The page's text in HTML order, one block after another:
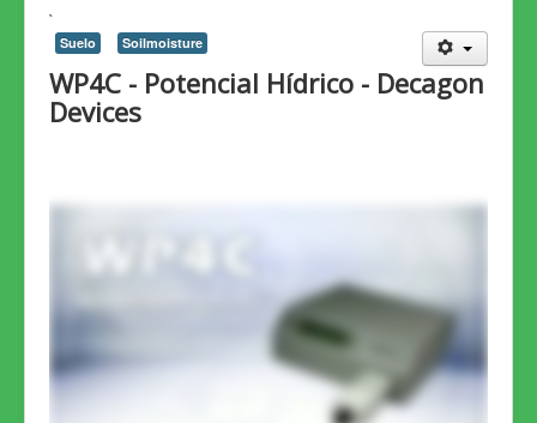
Productos
Alianzas
`
Suelo Soilmoisture
WP4C - Potencial Hídrico - Decagon
Devices